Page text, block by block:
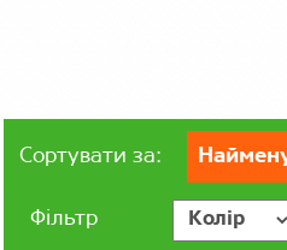
Сортувати за:
Фільтр